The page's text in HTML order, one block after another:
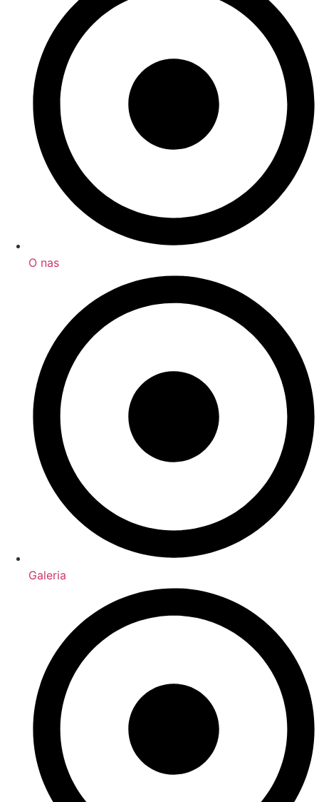
O nas
Galeria